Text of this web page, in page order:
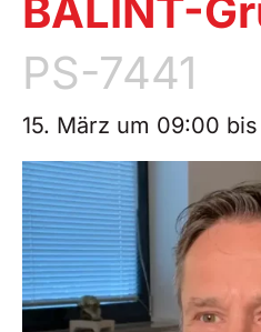
BALINT-
PS-7441
15. März um 09:00 bis